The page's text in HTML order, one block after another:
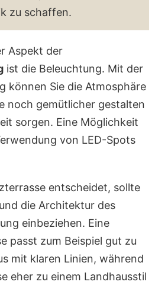
zu schaffen.
Aspekt der
ist die Beleuchtung. Mit der
können Sie die Atmosphäre
noch gemütlicher gestalten
sorgen. Eine Möglichkeit
von LED-Spots
entscheidet, sollte
die Architektur des
einbeziehen. Eine
passt zum Beispiel gut zu
mit klaren Linien, während
eher zu einem Landhausstil